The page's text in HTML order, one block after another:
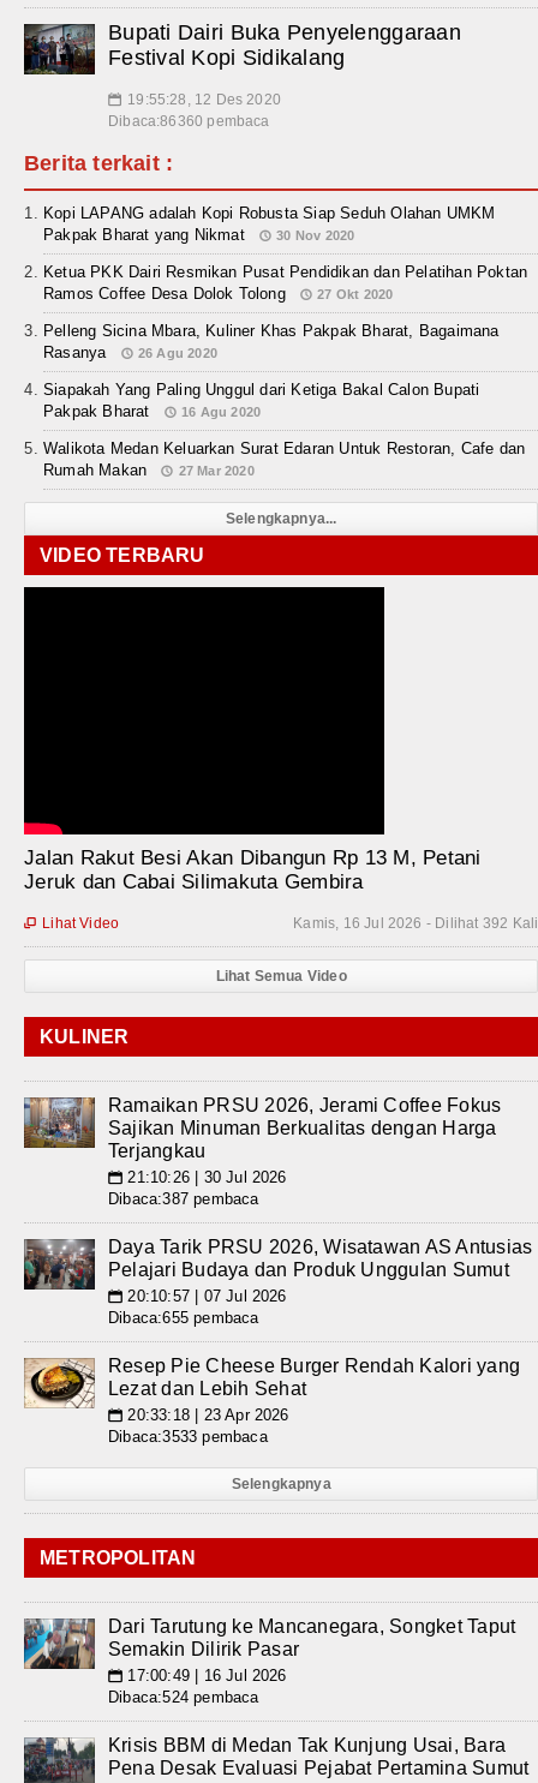
Bupati Dairi Buka Penyelenggaraan
Festival Kopi Sidikalang
📅 19:55:28, 12 Des 2020
Dibaca:86360 pembaca
Berita terkait :
Kopi LAPANG adalah Kopi Robusta Siap Seduh Olahan UMKM
Pakpak Bharat yang Nikmat
30 Nov 2020
Ketua PKK Dairi Resmikan Pusat Pendidikan dan Pelatihan Poktan
Ramos Coffee Desa Dolok Tolong
27 Okt 2020
Pelleng Sicina Mbara, Kuliner Khas Pakpak Bharat, Bagaimana
Rasanya
26 Agu 2020
Siapakah Yang Paling Unggul dari Ketiga Bakal Calon Bupati
Pakpak Bharat
16 Agu 2020
Walikota Medan Keluarkan Surat Edaran Untuk Restoran, Cafe dan
Rumah Makan
27 Mar 2020
Selengkapnya...
VIDEO TERBARU
Jalan Rakut Besi Akan Dibangun Rp 13 M, Petani
Jeruk dan Cabai Silimakuta Gembira
Kamis, 16 Jul 2026 - Dilihat 392 Kali
 Lihat Video
Lihat Semua Video
KULINER
Ramaikan PRSU 2026, Jerami Coffee Fokus
Sajikan Minuman Berkualitas dengan Harga
Terjangkau
📅 21:10:26 | 30 Jul 2026
Dibaca:387 pembaca
Daya Tarik PRSU 2026, Wisatawan AS Antusias
Pelajari Budaya dan Produk Unggulan Sumut
📅 20:10:57 | 07 Jul 2026
Dibaca:655 pembaca
Resep Pie Cheese Burger Rendah Kalori yang
Lezat dan Lebih Sehat
📅 20:33:18 | 23 Apr 2026
Dibaca:3533 pembaca
Selengkapnya
METROPOLITAN
Dari Tarutung ke Mancanegara, Songket Taput
Semakin Dilirik Pasar
📅 17:00:49 | 16 Jul 2026
Dibaca:524 pembaca
Krisis BBM di Medan Tak Kunjung Usai, Bara
Pena Desak Evaluasi Pejabat Pertamina Sumut